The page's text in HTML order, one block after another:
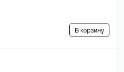
В корзину